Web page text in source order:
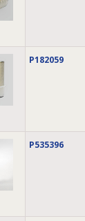
P182059
P535396